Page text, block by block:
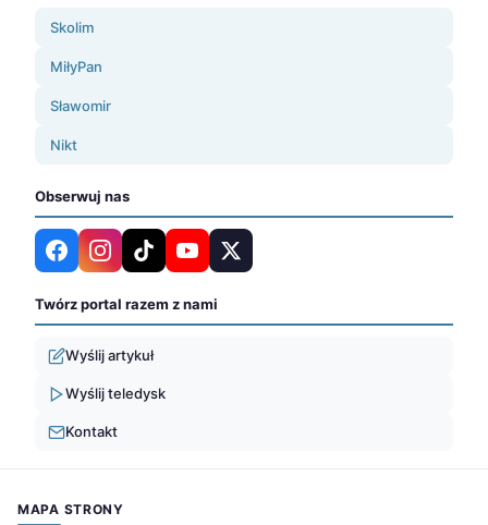
Skolim
MiłyPan
Sławomir
Nikt
Obserwuj nas
Twórz portal razem z nami
Wyślij artykuł
Wyślij teledysk
Kontakt
MAPA STRONY